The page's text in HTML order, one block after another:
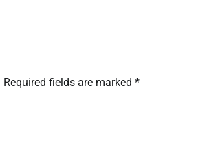
Required fields are marked *